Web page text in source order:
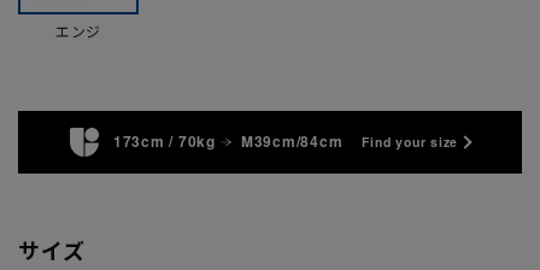
エンジ
173cm / 70kg M39cm/84cm Find your size
サイズ